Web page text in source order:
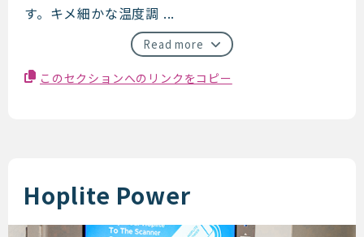
す。キメ細かな温度調 ...
Read more
このセクションへのリンクをコピー
Hoplite Power